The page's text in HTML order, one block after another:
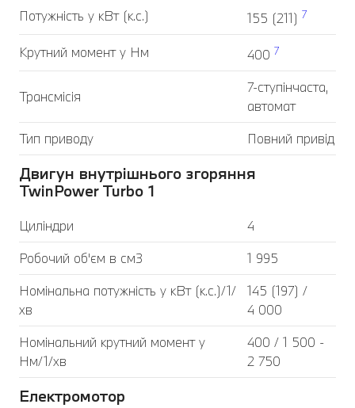
Потужність у кВт (к.с.) 155 (211) 7
Крутний момент у Нм 400 7
Трансмісія
7-ступінчаста,
автомат
Тип приводу
Повний привід
Двигун внутрішнього згоряння
TwinPower Turbo 1
Циліндри
4
Робочий об'єм в см3
1 995
Номінальна потужність у кВт (к.с.)/1/
хв
145 (197) /
4 000
Номінальний крутний момент у
Нм/1/хв
400 / 1 500 -
2 750
Електромотор